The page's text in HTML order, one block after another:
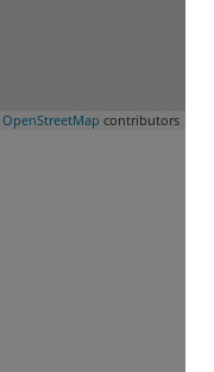
OpenStreetMap contributors